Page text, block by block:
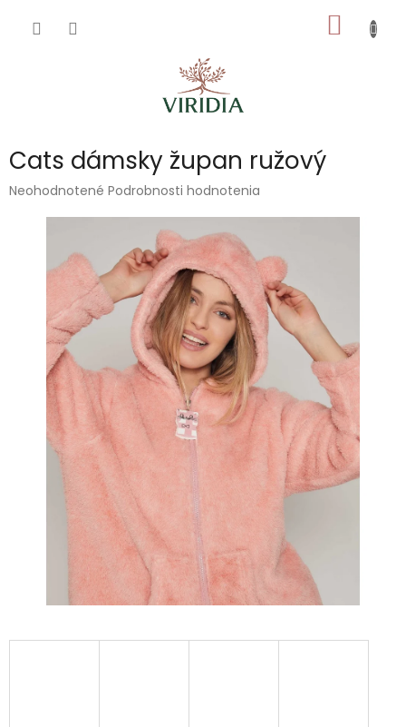
KOŠÍK
Cats dámsky župan ružový
Priemerné
hviezdičiek.
Neohodnotené Podrobnosti hodnotenia